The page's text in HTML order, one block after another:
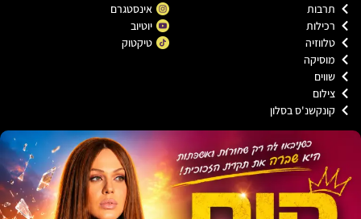
בסלון
אינסטגרם
יוטיוב
טיקטוק